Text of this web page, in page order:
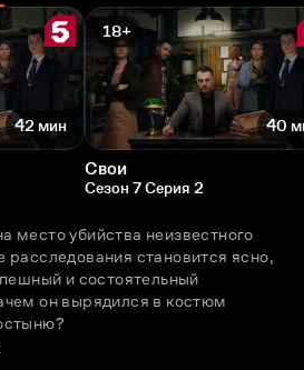
42 мин
18+
40
Свои
Сезон 7 Серия 2
место убийства неизвестного
становится ясно,
и состоятельный
он вырядился в костюм